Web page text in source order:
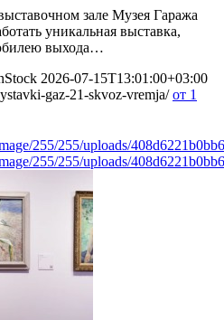
зале Музея Гаража
уникальная выставка,
выхода…
2026-07-15T13:01:00+03:00
gaz-21-skvoz-vremja/ от 1
255/255/uploads/
255/255/uploads/